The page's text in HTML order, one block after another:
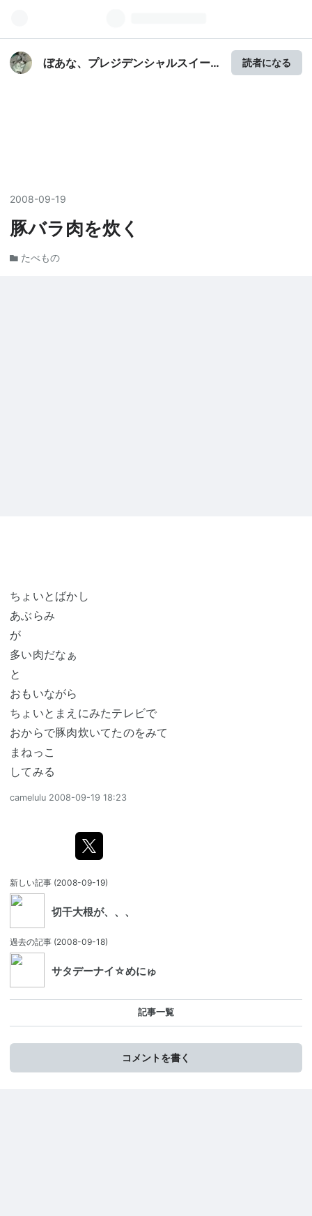
ぼあな、プレジデンシャルスイー
読者になる
2008-09-19
豚バラ肉を炊く
たべもの
ちょいとばかし
あぶらみ
が
多い肉だなぁ
と
おもいながら
ちょいとまえにみたテレビで
おからで豚肉炊いてたのをみて
まねっこ
してみる
camelulu 2008-09-19 18:23
新しい記事 (2008-09-19)
切干大根が、、、
過去の記事 (2008-09-18)
サタデーナイ☆めにゅ
記事一覧
コメントを書く